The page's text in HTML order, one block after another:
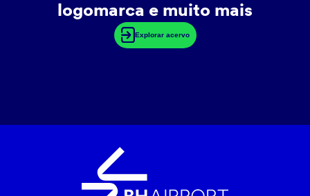
logomarca e muito mais
Explorar acervo